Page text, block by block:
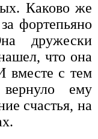
Каково же
фортепьяно
дружески
что она
вместе с тем
ему
счастья, на